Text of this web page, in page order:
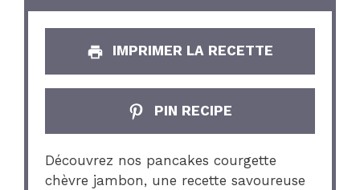
IMPRIMER LA RECETTE
PIN RECIPE
Découvrez nos pancakes courgette
chèvre jambon, une recette savoureuse